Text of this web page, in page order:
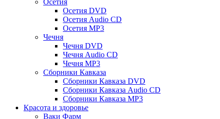
Осетия
Осетия DVD
Осетия Audio CD
Осетия MP3
Чечня
Чечня DVD
Чечня Audio CD
Чечня MP3
Сборники Кавказа
Сборники Кавказа DVD
Сборники Кавказа Audio CD
Сборники Кавказа MP3
Красота и здоровье
Ваки Фарм